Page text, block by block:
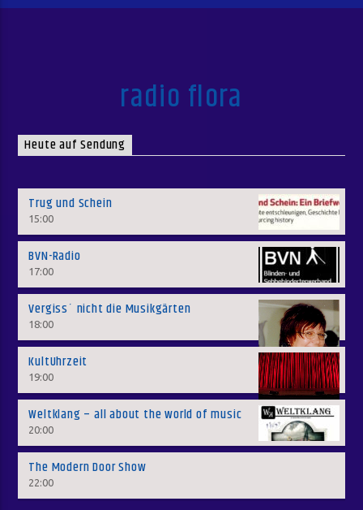
radio flora
Heute auf Sendung
Trug und Schein
15:00
BVN-Radio
17:00
Vergiss´ nicht die Musikgärten
18:00
KultUhrzeit
19:00
Weltklang – all about the world of music
20:00
The Modern Door Show
22:00